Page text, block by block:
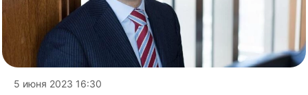
5 июня 2023 16:30